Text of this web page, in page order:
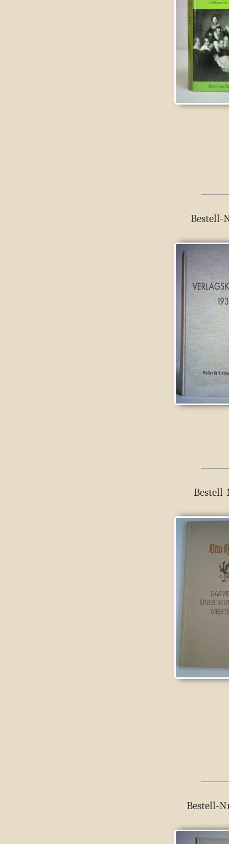
Bestell-
Bestell-
Bestell-